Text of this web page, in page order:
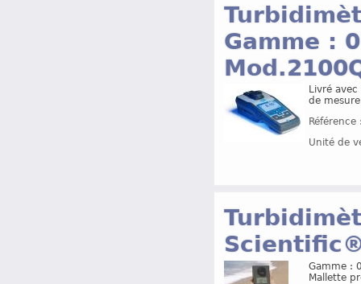
Gamme :
Livré
de
Unité de
Gamme :
Mallette